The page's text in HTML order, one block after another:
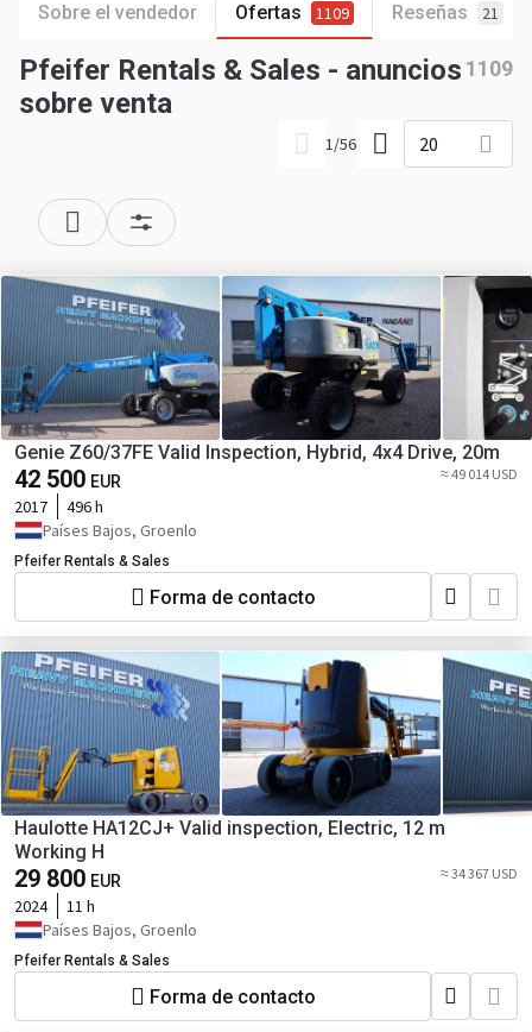
Sobre el vendedor Ofertas 1109 Reseñas 21
Pfeifer Rentals & Sales - anuncios
sobre venta
1109
1/56 20
Genie Z60/37FE Valid Inspection, Hybrid, 4x4 Drive, 20m
42 500 EUR ≈ 49 014 USD
2017
496 h
Países Bajos, Groenlo
Pfeifer Rentals & Sales
Forma de contacto
Haulotte HA12CJ+ Valid inspection, Electric, 12 m
Working H
29 800 EUR ≈ 34 367 USD
2024
11 h
Países Bajos, Groenlo
Pfeifer Rentals & Sales
Forma de contacto